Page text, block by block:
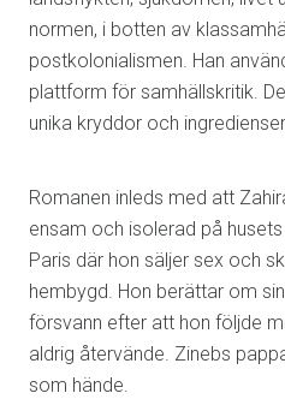
normen, i botten av
postkolonialismen. Han
plattform för samhällskritik.
unika kryddor och
Romanen inleds med att
ensam och isolerad på husets
Paris där hon säljer sex och
hembygd. Hon berättar om
försvann efter att hon följde
aldrig återvände. Zinebs
som hände.